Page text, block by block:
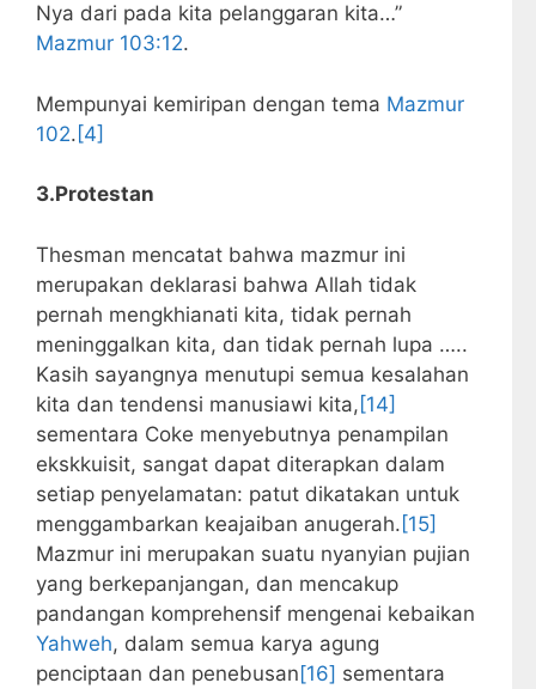
Nya dari pada kita pelanggaran kita…”
Mazmur 103:12.
Mempunyai kemiripan dengan tema Mazmur
102. [4]
3.Protestan
Thesman mencatat bahwa mazmur ini
merupakan deklarasi bahwa Allah tidak
pernah mengkhianati kita, tidak pernah
meninggalkan kita, dan tidak pernah lupa …..
Kasih sayangnya menutupi semua kesalahan
kita dan tendensi manusiawi kita, [14]
sementara Coke menyebutnya penampilan
ekskkuisit, sangat dapat diterapkan dalam
setiap penyelamatan: patut dikatakan untuk
menggambarkan keajaiban anugerah. [15]
Mazmur ini merupakan suatu nyanyian pujian
yang berkepanjangan, dan mencakup
pandangan komprehensif mengenai kebaikan
Yahweh, dalam semua karya agung
penciptaan dan penebusan[16] sementara